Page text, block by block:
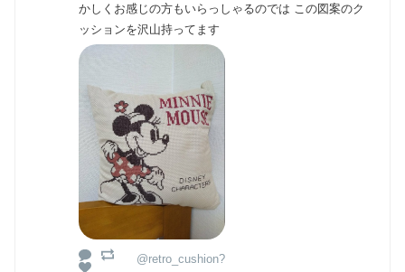
かしくお感じの方もいらっしゃるのでは この図案のク
ッションを沢山持ってます
@retro_cushion?